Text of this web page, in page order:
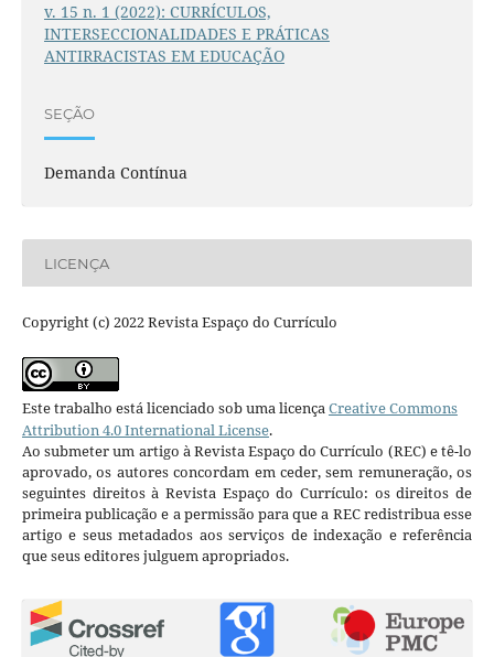
v. 15 n. 1 (2022): CURRÍCULOS,
INTERSECCIONALIDADES E PRÁTICAS
ANTIRRACISTAS EM EDUCAÇÃO
SEÇÃO
Demanda Contínua
LICENÇA
Copyright (c) 2022 Revista Espaço do Currículo
Este trabalho está licenciado sob uma licençaCreative Commons
Attribution 4.0 International License.
Ao submeter um artigo à Revista Espaço do Currículo (REC) e tê-lo
aprovado, os autores concordam em ceder, sem remuneração, os
seguintes direitos à Revista Espaço do Currículo: os direitos de
primeira publicação e a permissão para que a REC redistribua esse
artigo e seus metadados aos serviços de indexação e referência
que seus editores julguem apropriados.